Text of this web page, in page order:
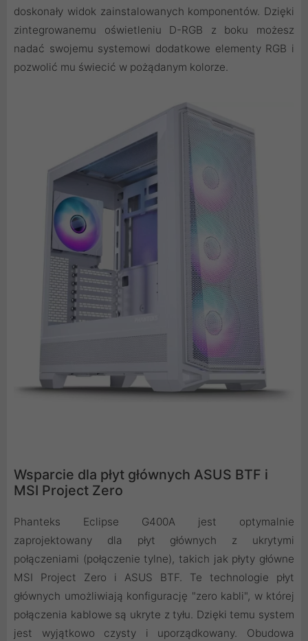
doskonały widok zainstalowanych komponentów. Dzięki
zintegrowanemu oświetleniu D-RGB z boku możesz
nadać swojemu systemowi dodatkowe elementy RGB i
pozwolić mu świecić w pożądanym kolorze.
Wsparcie dla płyt głównych ASUS BTF i
MSI Project Zero
Phanteks Eclipse G400A jest optymalnie
zaprojektowany dla płyt głównych z ukrytymi
połączeniami (połączenie tylne), takich jak płyty główne
MSI Project Zero i ASUS BTF. Te technologie płyt
głównych umożliwiają konfigurację "zero kabli", w której
połączenia kablowe są ukryte z tyłu. Dzięki temu system
jest wyjątkowo czysty i uporządkowany. Obudowa